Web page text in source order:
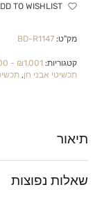
TO WISHLIST
מק"ט:BD-R1147
קטגוריות: ₪1,001 - ₪2,000
תכשיטי אבני חן,
תיאור
שאלות נפוצות